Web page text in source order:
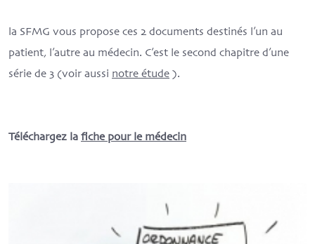
la SFMG vous propose ces 2 documents destinés l’un au
patient, l’autre au médecin. C’est le second chapitre d’une
série de 3 (voir aussi notre étude).
Téléchargez lafiche pour le médecin